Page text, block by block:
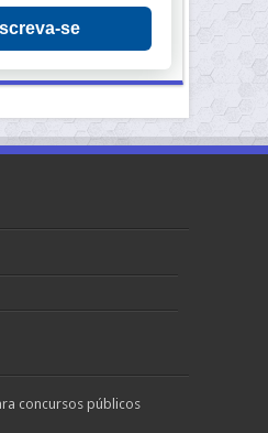
se
concursos públicos